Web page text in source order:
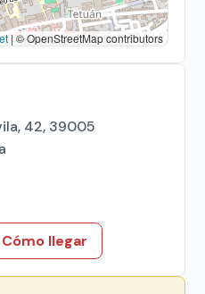
|© OpenStreetMap contributors
42, 39005
Cómo llegar